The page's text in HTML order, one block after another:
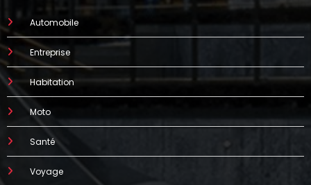
Automobile
Entreprise
Habitation
Moto
Santé
Voyage